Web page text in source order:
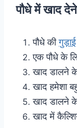
पौधे में खाद
पौधे कीगुड़ाई
एक पौधे के
खाद डालने
खाद हमेशा
खाद डालने के
खाद में